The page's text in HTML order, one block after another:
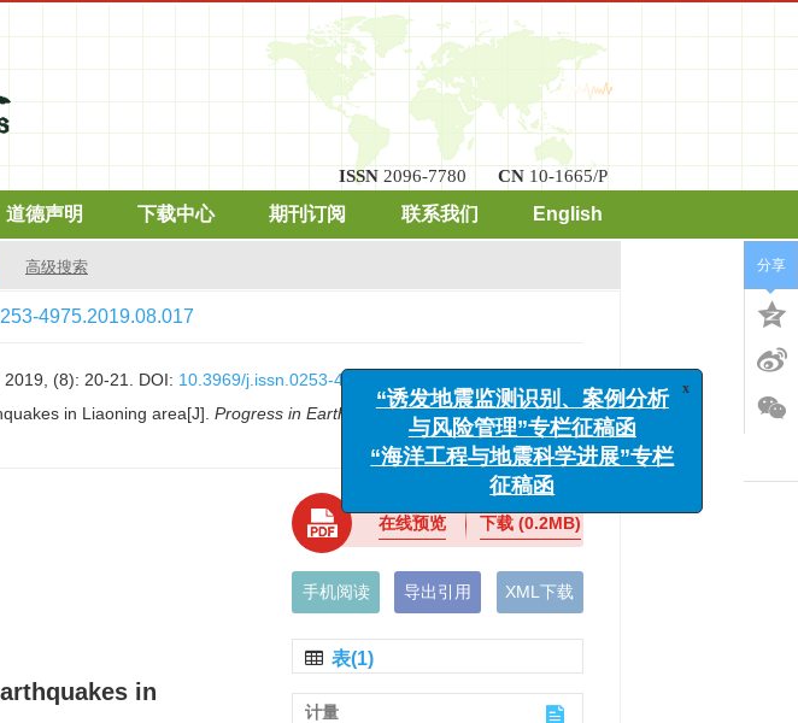
ISSN 2096-7780 CN 10-1665/P
道德声明 下载中心 期刊订阅 联系我们 English
高级搜索
4975.2019.08.017
(8): 20-21. DOI: 10.3969/j.issn.0253-4975.2019.08.017
in Liaoning area[J]. Progress in Earthquake Sciences, 2019, (8): 20-
in
在线预览 下载(0.2MB)
手机阅读 导出引用 XML下载
表(1)
计量
分享
“诱发地震监测识别、案例分析
与风险管理”专栏征稿函
“海洋工程与地震科学进展”专栏
征稿函